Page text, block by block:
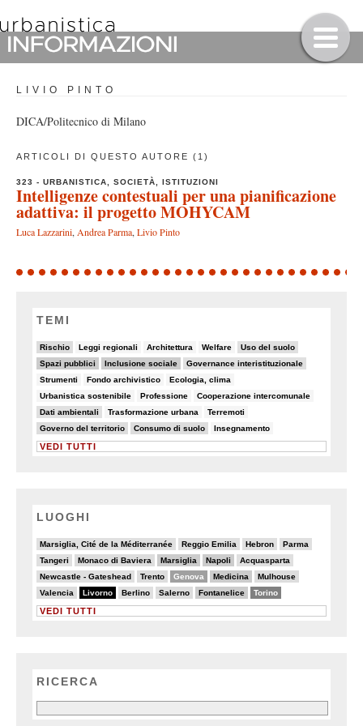
LIVIO PINTO
DICA/Politecnico di Milano
ARTICOLI DI QUESTO AUTORE (1)
323 - URBANISTICA, SOCIETÀ, ISTITUZIONI
Intelligenze contestuali per una pianificazione
adattiva: il progetto MOHYCAM
Luca Lazzarini, Andrea Parma, Livio Pinto
TEMI
Rischio
19/90 Leggi regionali
5/90 Architettura
7/90 Welfare
5/90 Uso del suolo
10/90
Spazi pubblici
32/90 Inclusione sociale
29/90 Governance interistituzionale
14/90
Strumenti
6/90 Fondo archivistico
7/90 Ecologia, clima
6/90
Urbanistica sostenibile
6/90 Professione
7/90 Cooperazione intercomunale
7/90
Dati ambientali
10/90 Trasformazione urbana
8/90 Terremoti
8/90
Governo del territorio
26/90 Consumo di suolo
21/90 Insegnamento
5/90
VEDI TUTTI
LUOGHI
Marsiglia, Cité de la Méditerranée
2/20 Reggio Emilia
2/20 Hebron
2/20 Parma
2/20
Tangeri
2/20 Monaco di Baviera
4/20 Marsiglia
6/20 Napoli
7/20 Acquasparta
3/20
Newcastle - Gateshead
3/20 Trento
5/20 Genova
11/20 Medicina
6/20 Mulhouse
4/20
Valencia
5/20 Livorno
20/20 Berlino
2/20 Salerno
4/20 Fontanelice
6/20 Torino
13/20
VEDI TUTTI
RICERCA